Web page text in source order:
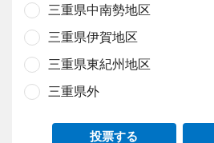
三重県中南勢地区
三重県伊賀地区
三重県東紀州地区
三重県外
投票する